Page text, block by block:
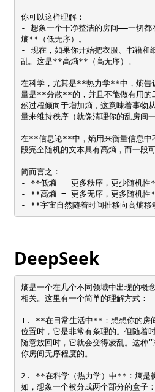
你可以这样理解：
- 想象一个干净整洁的房间——一切
熵**（低无序）。
- 现在，如果你开始把衣服、书籍和
乱。这是**高熵**（高无序）。
在科学，尤其是**热力学**中，熵告
量是**分散**的，并且不能做有用的
然过程倾向于增加熵，这意味着事物
量来维持秩序（就像清理你的乱房间一
在**信息论**中，熵用来衡量信息中
段完全随机的文本具有高熵，而一段
简而言之：
- **低熵 = 更多秩序，更少随机性
- **高熵 = 更多无序，更多随机性
- **宇宙自然随着时间推移向高熵移
DeepSeek
熵是一个在几个不同领域中出现的概
相关。这里有一个简单的理解方式：
1. **在日常生活中**：想想你的房
位置时，它是非常有条理的。但随着
随意放回时，它就会变得凌乱。这种
你房间无序程度的。
2. **在科学（热力学）中**：熵是
如，想象一个被分成两个部分的盒子